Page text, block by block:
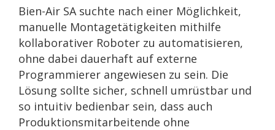
Bien-Air SA suchte nach einer Möglichkeit,
manuelle Montagetätigkeiten mithilfe
kollaborativer Roboter zu automatisieren,
ohne dabei dauerhaft auf externe
Programmierer angewiesen zu sein. Die
Lösung sollte sicher, schnell umrüstbar und
so intuitiv bedienbar sein, dass auch
Produktionsmitarbeitende ohne